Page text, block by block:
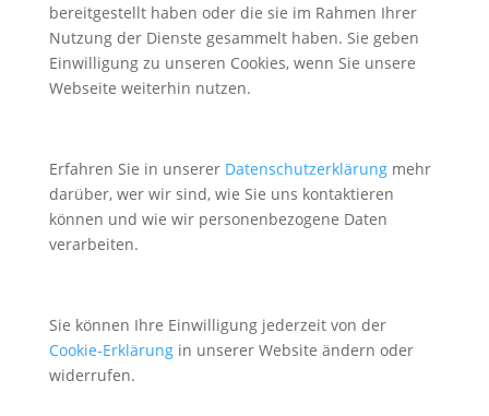
bereitgestellt haben oder die sie im Rahmen Ihrer
Nutzung der Dienste gesammelt haben. Sie geben
Einwilligung zu unseren Cookies, wenn Sie unsere
Webseite weiterhin nutzen.
Erfahren Sie in unserer Datenschutzerklärungmehr
darüber, wer wir sind, wie Sie uns kontaktieren
können und wie wir personenbezogene Daten
verarbeiten.
Sie können Ihre Einwilligung jederzeit von der
Cookie-Erklärungin unserer Website ändern oder
widerrufen.